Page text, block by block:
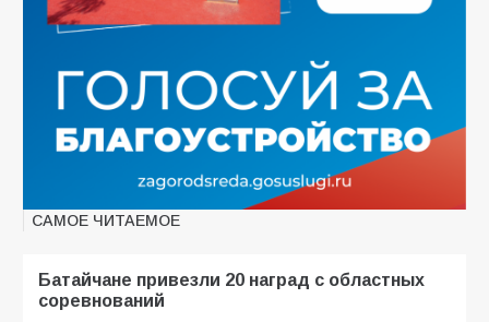
САМОЕ ЧИТАЕМОЕ
Батайчане привезли 20 наград с областных
соревнований